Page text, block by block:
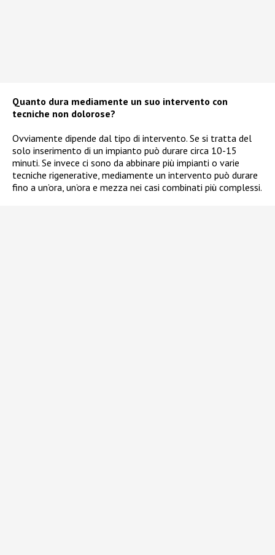
Quanto dura mediamente un suo intervento con
tecniche non dolorose?
Ovviamente dipende dal tipo di intervento. Se si tratta del
solo inserimento di un impianto può durare circa 10-15
minuti. Se invece ci sono da abbinare più impianti o varie
tecniche rigenerative, mediamente un intervento può durare
fino a un’ora, un’ora e mezza nei casi combinati più complessi.